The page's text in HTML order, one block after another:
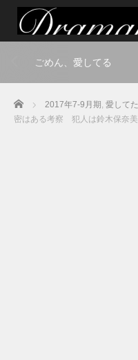
ごめん、愛してる
Home 2017年7-9月期 , 愛して
密はある考察 犯人は鈴木保奈美